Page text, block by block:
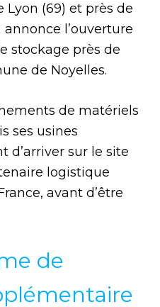
Lyon (69) et près de
l’ouverture
stockage près de
de Noyelles.
de matériels
ses usines
d’arriver sur le site
logistique
avant d’être
de